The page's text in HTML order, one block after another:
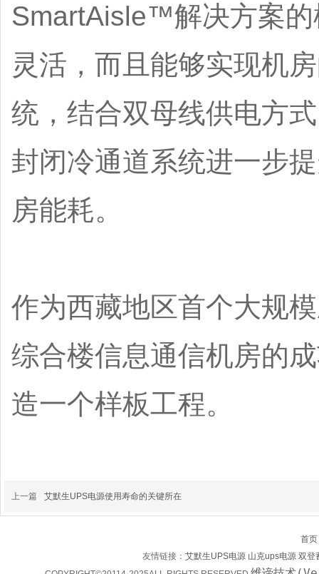
SmartAisle™解决方案的
灵活，而且能够实现机
统，结合双母线供电方
封闭冷通道系统进一步
房能耗。
作为西藏地区首个大规
综合楼信息通信机房的
造一个样板工程。
上一篇 艾默生UPS电源使用寿命的关键所在
首页
友情链接： 艾默生UPS电源 山克ups电源 双登